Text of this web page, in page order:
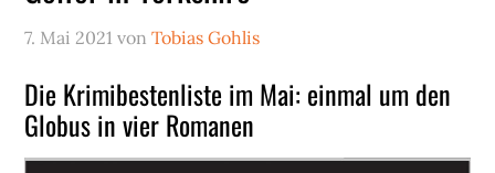
7. Mai 2021 vonTobias Gohlis
Die Krimibestenliste im Mai: einmal um den
Globus in vier Romanen